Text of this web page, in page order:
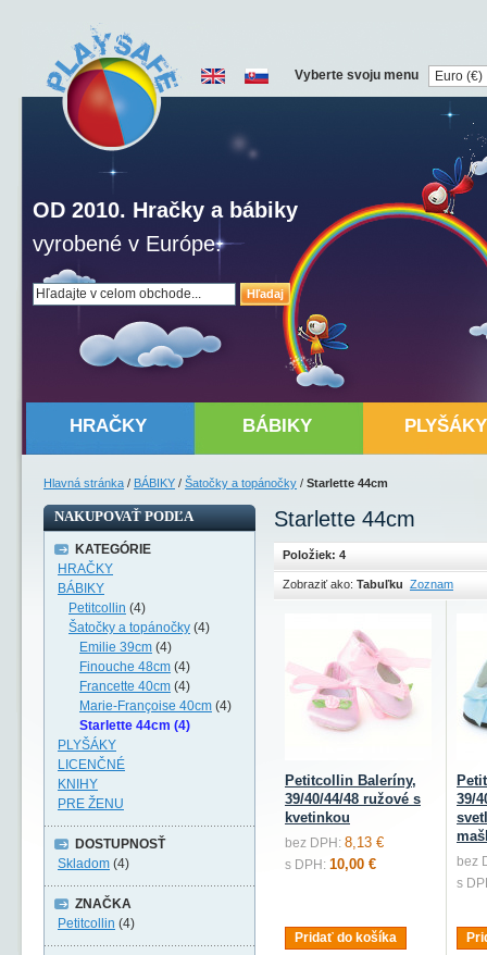
Hľadaj
OD 2010. Hračky a bábiky
vyrobené v Európe.
Vyberte svoju menu
HRAČKY BÁBIKY PLYŠÁKY
Hlavná stránka / BÁBIKY / Šatočky a topánočky / Starlette 44cm
Starlette 44cm
Položiek: 4
Zobraziť ako: Tabuľku Zoznam
Petitcollin Baleríny,
39/40/44/48 ružové s
kvetinkou
bez DPH: 8,13 €
s DPH: 10,00 €
Pridať do košíka
39/
bez
s
NAKUPOVAŤ PODĽA
KATEGÓRIE
HRAČKY
BÁBIKY
Petitcollin (4)
Šatočky a topánočky (4)
Emilie 39cm (4)
Finouche 48cm (4)
Francette 40cm (4)
Marie-Françoise 40cm (4)
Starlette 44cm (4)
PLYŠÁKY
LICENČNÉ
KNIHY
PRE ŽENU
DOSTUPNOSŤ
Skladom (4)
ZNAČKA
Petitcollin (4)